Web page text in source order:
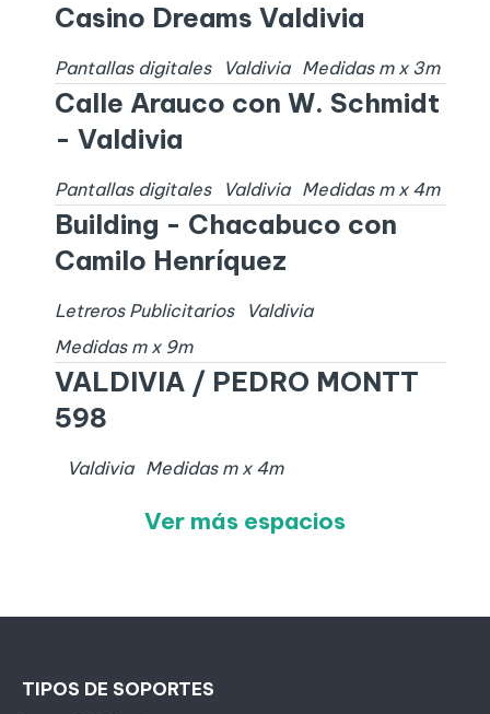
Casino Dreams Valdivia
Pantallas digitales Valdivia Medidas m x 3m
Calle Arauco con W. Schmidt
- Valdivia
Pantallas digitales Valdivia Medidas m x 4m
Building - Chacabuco con
Camilo Henríquez
Letreros Publicitarios
Valdivia
Medidas m x 9m
VALDIVIA / PEDRO MONTT
598
Valdivia Medidas m x 4m
Ver más espacios
TIPOS DE SOPORTES